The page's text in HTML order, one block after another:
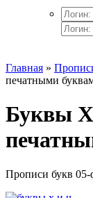
Главная »
печатными
Буквы
Прописи букв 05-